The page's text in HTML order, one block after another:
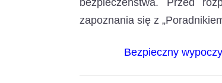
bezpieczeństwa. Przed
zapoznania się z
Bezpieczny